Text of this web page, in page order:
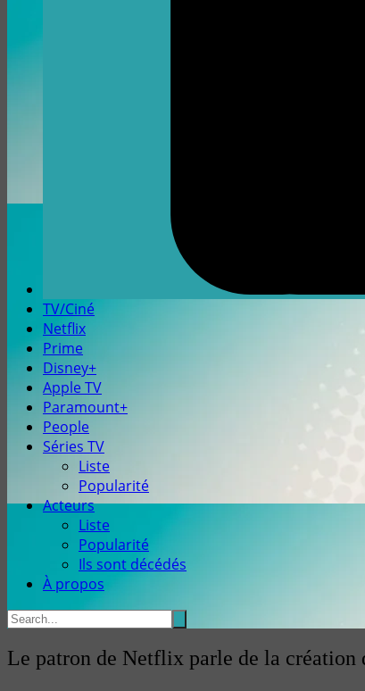
TV/Ciné
Netflix
Prime
Disney+
Apple TV
Paramount+
People
Séries TV
Liste
Popularité
Acteurs
Liste
Popularité
Ils sont décédés
À propos
Le patron de Netflix parle de la création